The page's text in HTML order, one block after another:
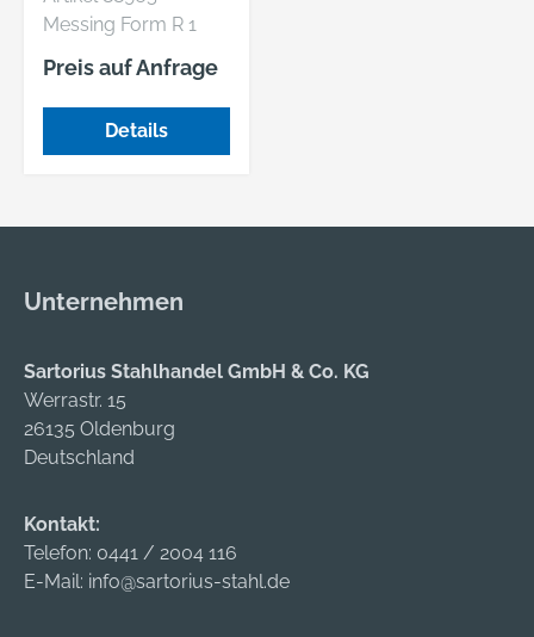
BEN, AUFLAGE O
Messing Form R 1
galvanisch vernickelt
Rosettenscheiben,
Auflage offen, für
Senk- und
Preis auf Anfrage
Details
Unternehmen
Sartorius Stahlhandel GmbH & Co. KG
Werrastr. 15
26135 Oldenburg
Deutschland
Kontakt:
Telefon: 0441 / 2004 116
E-Mail: info@sartorius-stahl.de